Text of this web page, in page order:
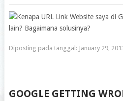
Diposting pada tanggal: January 29,
GOOGLE GETTING